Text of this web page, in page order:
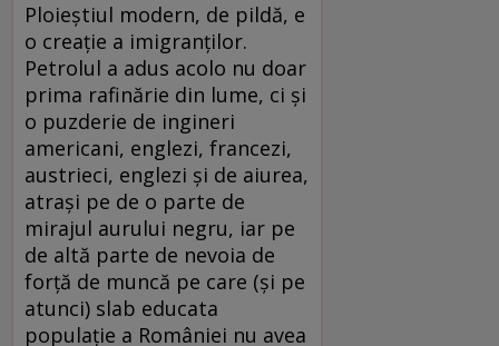
Ploieștiul modern, de pildă, e
o creație a imigranților.
Petrolul a adus acolo nu doar
prima rafinărie din lume, ci și
o puzderie de ingineri
americani, englezi, francezi,
austrieci, englezi și de aiurea,
atrași pe de o parte de
mirajul aurului negru, iar pe
de altă parte de nevoia de
forță de muncă pe care (și pe
atunci) slab educata
populație a României nu avea